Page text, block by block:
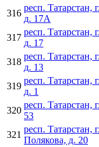
316
респ. Татарстан,
д. 17А
317
респ. Татарстан,
д. 17
318
респ. Татарстан,
д. 13
319
респ. Татарстан,
д. 1
320
респ. Татарстан,
53
321
респ.
Полякова, д. 20